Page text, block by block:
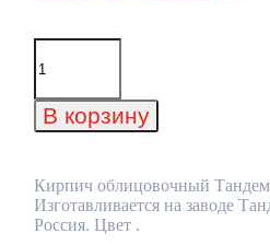
Количество
товара
облицовочный
Тандем
мм
В корзину
Кирпич облицовочный
Изготавливается на заводе
Россия. Цвет .